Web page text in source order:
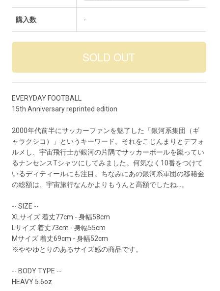
購入数 -
EVERYDAY FOOTBALL
15th Anniversary reprinted edition
2000年代前半にサッカーファンを魅了した「銀河系集団（ギ
ャラクシコ）」というキーワード。それをこじんまりとデフォ
ルメし、宇宙飛行士が銀河の片隅でサッカーボールを蹴ってい
るナンセンスTシャツにしてみました。何気なく10番をつけて
いるディティールにも注目。ちなみにあの銀河系軍団の移籍金
の総額は、宇宙旅行なんかよりもうんと高額でしたね…。
-- SIZE --
XLサイズ 着丈77cm - 身幅58cm
Lサイズ 着丈73cm - 身幅55cm
Mサイズ 着丈69cm - 身幅52cm
※ややゆとりのあるサイズ感の商品です。
-- BODY TYPE --
HEAVY 5.6oz